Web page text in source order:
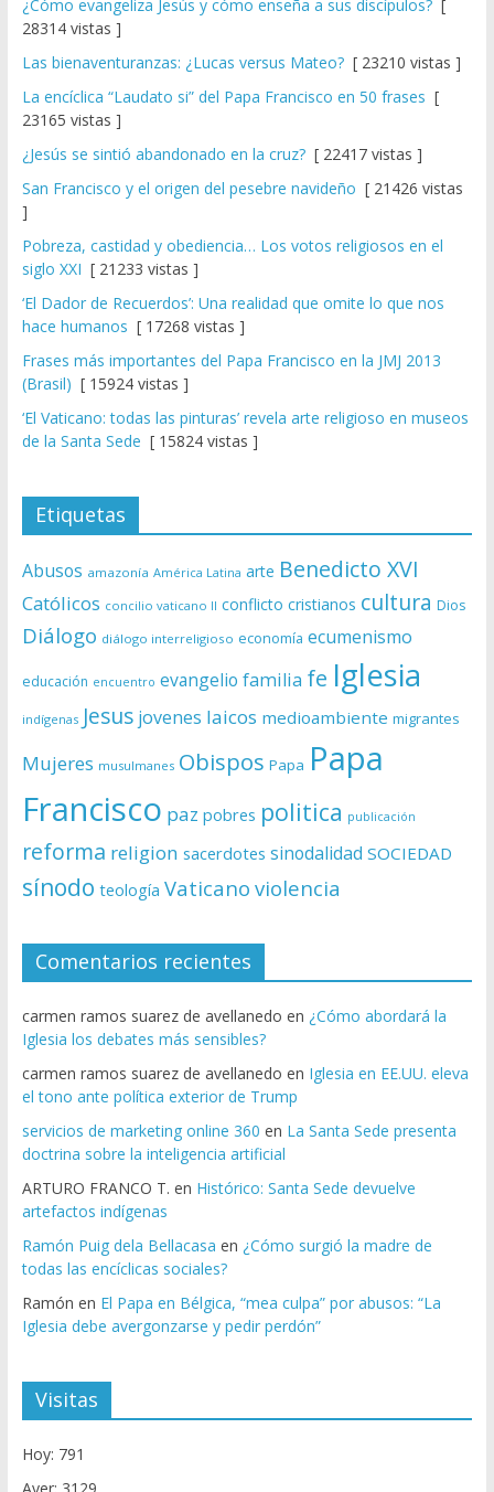
¿Cómo evangeliza Jesús y cómo enseña a sus discípulos?[
28314 vistas ]
Las bienaventuranzas: ¿Lucas versus Mateo?[ 23210 vistas ]
La encíclica “Laudato si” del Papa Francisco en 50 frases [
23165 vistas ]
¿Jesús se sintió abandonado en la cruz?[ 22417 vistas ]
San Francisco y el origen del pesebre navideño [ 21426 vistas
]
Pobreza, castidad y obediencia… Los votos religiosos en el
siglo XXI [ 21233 vistas ]
‘El Dador de Recuerdos’: Una realidad que omite lo que nos
hace humanos [ 17268 vistas ]
Frases más importantes del Papa Francisco en la JMJ 2013
(Brasil) [ 15924 vistas ]
‘El Vaticano: todas las pinturas’ revela arte religioso en museos
de la Santa Sede [ 15824 vistas ]
Etiquetas
Abusos amazonía América Latina arte Benedicto XVI
Católicos concilio vaticano II conflicto cristianos cultura Dios
Diálogo diálogo interreligioso economía ecumenismo
educación encuentro evangelio familia fe Iglesia
indígenas Jesus jovenes laicos medioambiente migrantes
Mujeres musulmanes Obispos Papa Papa
Francisco paz pobres politica publicación
reforma religion sacerdotes sinodalidad SOCIEDAD
sínodo teología Vaticano violencia
Comentarios recientes
carmen ramos suarez de avellanedo en ¿Cómo abordará la
Iglesia los debates más sensibles?
carmen ramos suarez de avellanedo en Iglesia en EE.UU. eleva
el tono ante política exterior de Trump
servicios de marketing online 360 en La Santa Sede presenta
doctrina sobre la inteligencia artificial
ARTURO FRANCO T. en Histórico: Santa Sede devuelve
artefactos indígenas
Ramón Puig dela Bellacasa en ¿Cómo surgió la madre de
todas las encíclicas sociales?
Ramón en El Papa en Bélgica, “mea culpa” por abusos: “La
Iglesia debe avergonzarse y pedir perdón”
Visitas
Hoy: 791